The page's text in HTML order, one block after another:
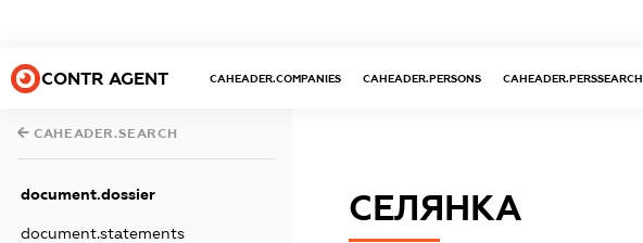
CONTR AGENT CAHEADER.COMPANIES CAHEADER.PERSONS CAHEADER.PERSSEARCH
CAHEADER.SEARCH
document.dossier
document.statements
СЕЛЯНКА